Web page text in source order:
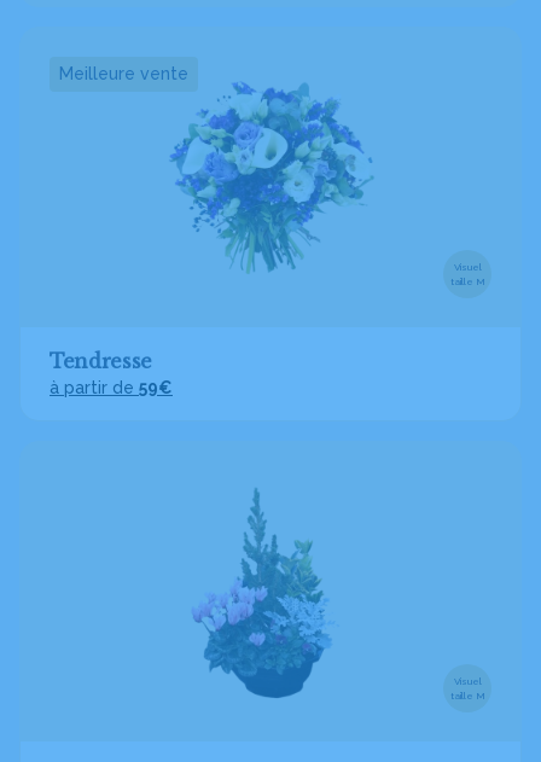
Meilleure vente
Visuel
taille M
Tendresse
à partir de 59€
Visuel
taille M